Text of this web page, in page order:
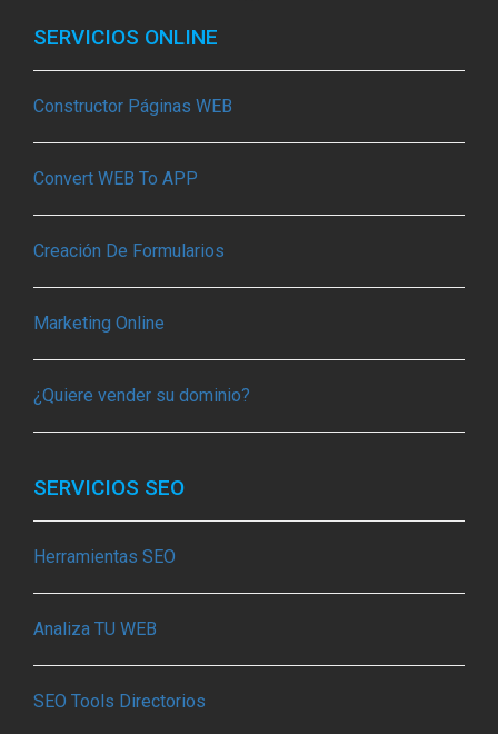
SERVICIOS ONLINE
Constructor Páginas WEB
Convert WEB To APP
Creación De Formularios
Marketing Online
¿Quiere vender su dominio?
SERVICIOS SEO
Herramientas SEO
Analiza TU WEB
SEO Tools Directorios